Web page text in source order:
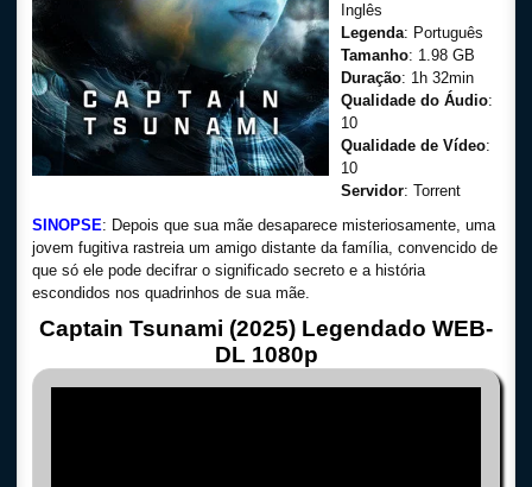
Inglês
Legenda: Português
Tamanho: 1.98 GB
Duração: 1h 32min
Qualidade do Áudio:
10
Qualidade de Vídeo:
10
Servidor: Torrent
SINOPSE: Depois que sua mãe desaparece misteriosamente, uma
jovem fugitiva rastreia um amigo distante da família, convencido de
que só ele pode decifrar o significado secreto e a história
escondidos nos quadrinhos de sua mãe.
Captain Tsunami (2025) Legendado WEB-
DL 1080p